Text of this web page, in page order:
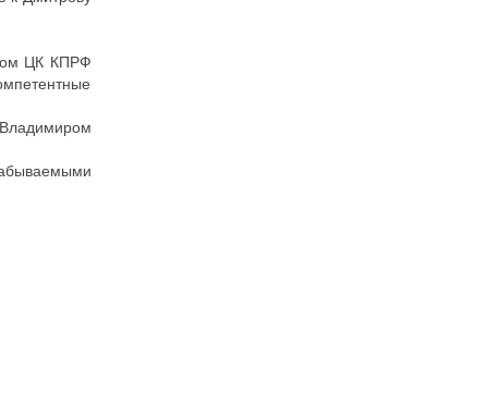
ЦК КПРФ